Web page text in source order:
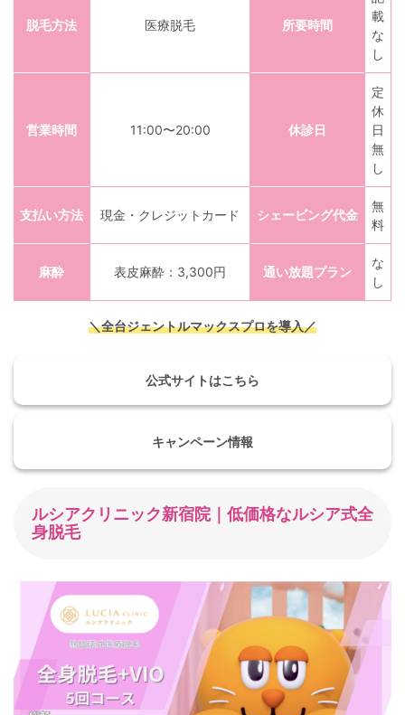
脱毛方法 医療脱毛 所要時間
載
な
し
営業時間 11:00〜20:00 休診日
定
休
日
無
し
支払い方法 現金・クレジットカード シェービング代金
無
料
麻酔 表皮麻酔：3,300円 通い放題プラン
な
し
＼全台ジェントルマックスプロを導入／
公式サイトはこちら
キャンペーン情報
ルシアクリニック新宿院｜低価格なルシア式全
身脱毛